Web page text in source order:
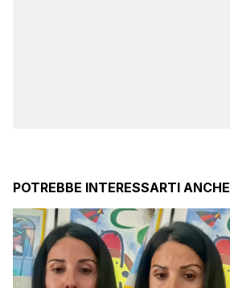
POTREBBE INTERESSARTI ANCHE